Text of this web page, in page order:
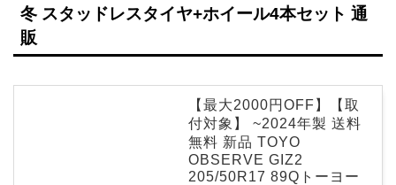
冬 スタッドレスタイヤ+ホイール4本セット 通
販
【最大2000円OFF】【取
付対象】 ~2024年製 送料
無料 新品 TOYO
OBSERVE GIZ2
205/50R17 89Qトーヨー